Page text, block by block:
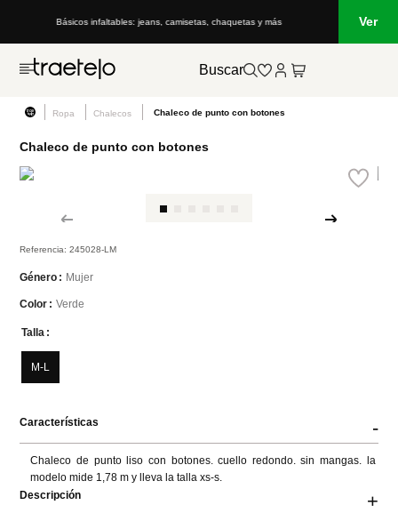
Básicos infaltables: jeans, camisetas, chaquetas y más Ver
Buscar
Ropa Chalecos Chaleco de punto con botones
Chaleco de punto con botones
Referencia:245028-LM
Género Mujer
Color Verde
Talla
M-L
Características -
Chaleco de punto liso con botones. cuello redondo. sin mangas. la
modelo mide 1,78 m y lleva la talla xs-s.
Descripción
+